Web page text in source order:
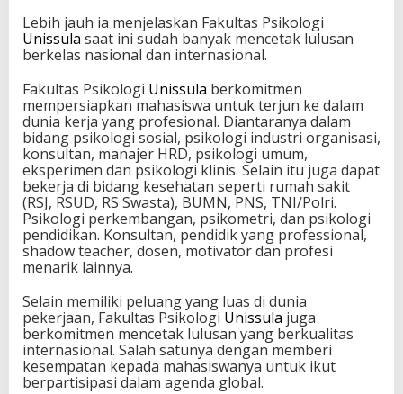
Lebih jauh ia menjelaskan Fakultas Psikologi
Unissula saat ini sudah banyak mencetak lulusan
berkelas nasional dan internasional.
Fakultas Psikologi Unissula berkomitmen
mempersiapkan mahasiswa untuk terjun ke dalam
dunia kerja yang profesional. Diantaranya dalam
bidang psikologi sosial, psikologi industri organisasi,
konsultan, manajer HRD, psikologi umum,
eksperimen dan psikologi klinis. Selain itu juga dapat
bekerja di bidang kesehatan seperti rumah sakit
(RSJ, RSUD, RS Swasta), BUMN, PNS, TNI/Polri.
Psikologi perkembangan, psikometri, dan psikologi
pendidikan. Konsultan, pendidik yang professional,
shadow teacher, dosen, motivator dan profesi
menarik lainnya.
Selain memiliki peluang yang luas di dunia
pekerjaan, Fakultas Psikologi Unissula juga
berkomitmen mencetak lulusan yang berkualitas
internasional. Salah satunya dengan memberi
kesempatan kepada mahasiswanya untuk ikut
berpartisipasi dalam agenda global.